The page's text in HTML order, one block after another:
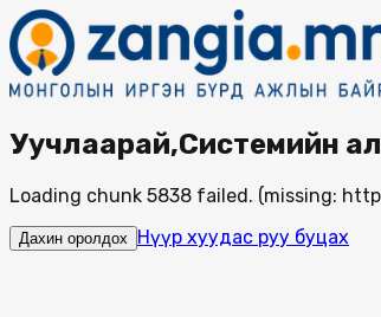
Уучлаарай,Системийн
Loading chunk 5838 failed. (missing:
Дахин оролдох Нүүр хуудас руу буцах